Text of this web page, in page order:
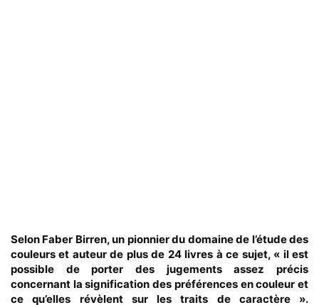
Selon Faber Birren, un pionnier du domaine de l’étude des
couleurs et auteur de plus de 24 livres à ce sujet, « il est
possible de porter des jugements assez précis
concernant la signification des préférences en couleur et
ce qu’elles révèlent sur les traits de caractère ».